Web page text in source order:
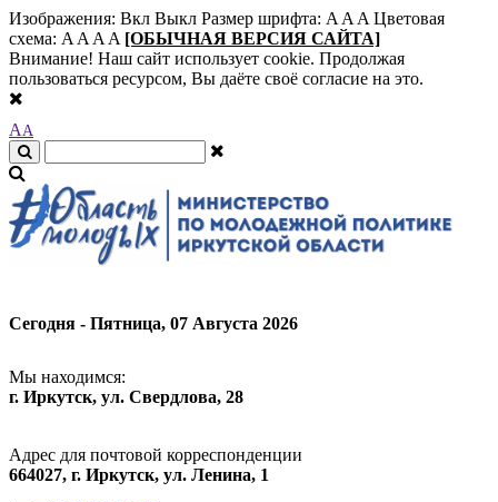
Изображения: Вкл Выкл Размер шрифта: A A A Цветовая
схема: A A A A [ОБЫЧНАЯ ВЕРСИЯ САЙТА]
Внимание! Наш сайт использует cookie. Продолжая
пользоваться ресурсом, Вы даёте своё согласие на это.
AA
Сегодня - Пятница, 07 Августа 2026
Мы находимся:
г. Иркутск, ул. Свердлова, 28
Адрес для почтовой корреспонденции
664027, г. Иркутск, ул. Ленина, 1